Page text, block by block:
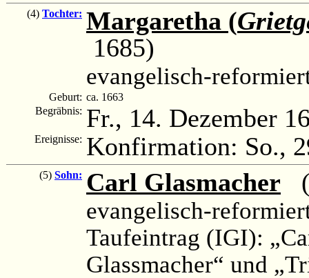
(4) Tochter: Margaretha (
1685)
evangelisch-
Geburt: ca. 1663
Begräbnis: Fr., 14. Dezember
Ereignisse: Konfirmation: So.,
(5) Sohn: Carl Glasmacher
evangelisch-
Taufeintrag (IGI):
Glassmacher“ und